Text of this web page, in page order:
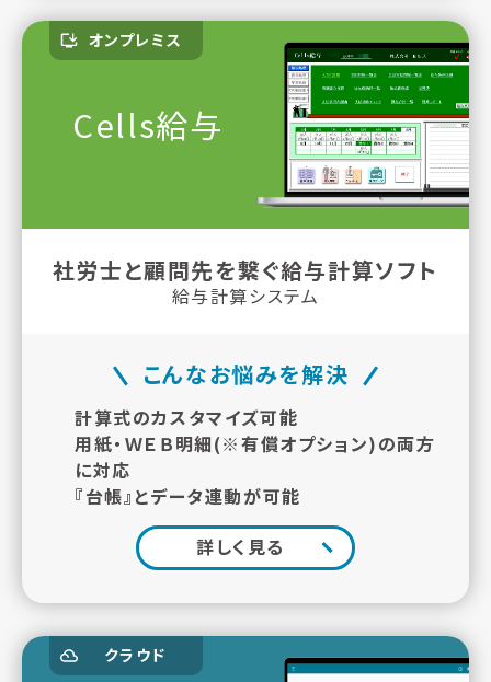
オンプレミス
Cells給与
社労士と顧問先を繋ぐ給与計算ソフト
給与計算システム
こんなお悩みを解決
計算式のカスタマイズ可能
用紙・ＷＥＢ明細(※有償オプション)の両方
に対応
『台帳』とデータ連動が可能
詳しく見る
クラウド